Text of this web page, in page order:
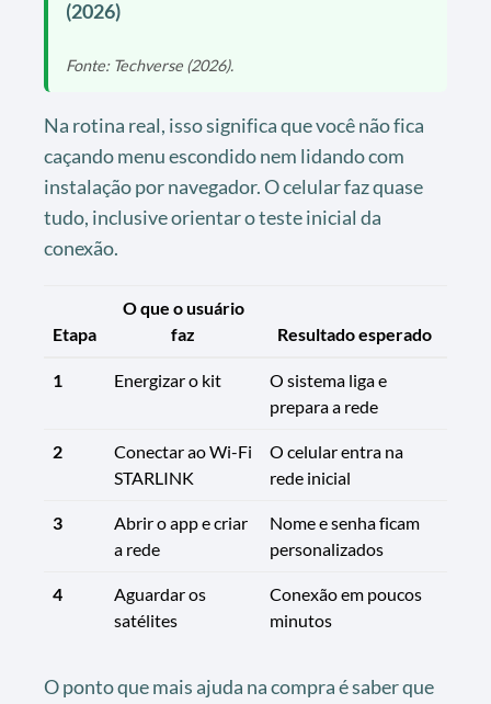
(2026)
Fonte: Techverse (2026).
Na rotina real, isso significa que você não fica
caçando menu escondido nem lidando com
instalação por navegador. O celular faz quase
tudo, inclusive orientar o teste inicial da
conexão.
Etapa
O que o usuário
faz
Resultado esperado
1 Energizar o kit
O sistema liga e
prepara a rede
2
Conectar ao Wi-Fi
STARLINK
O celular entra na
rede inicial
3
Abrir o app e criar
a rede
Nome e senha ficam
personalizados
4
Aguardar os
satélites
Conexão em poucos
minutos
O ponto que mais ajuda na compra é saber que